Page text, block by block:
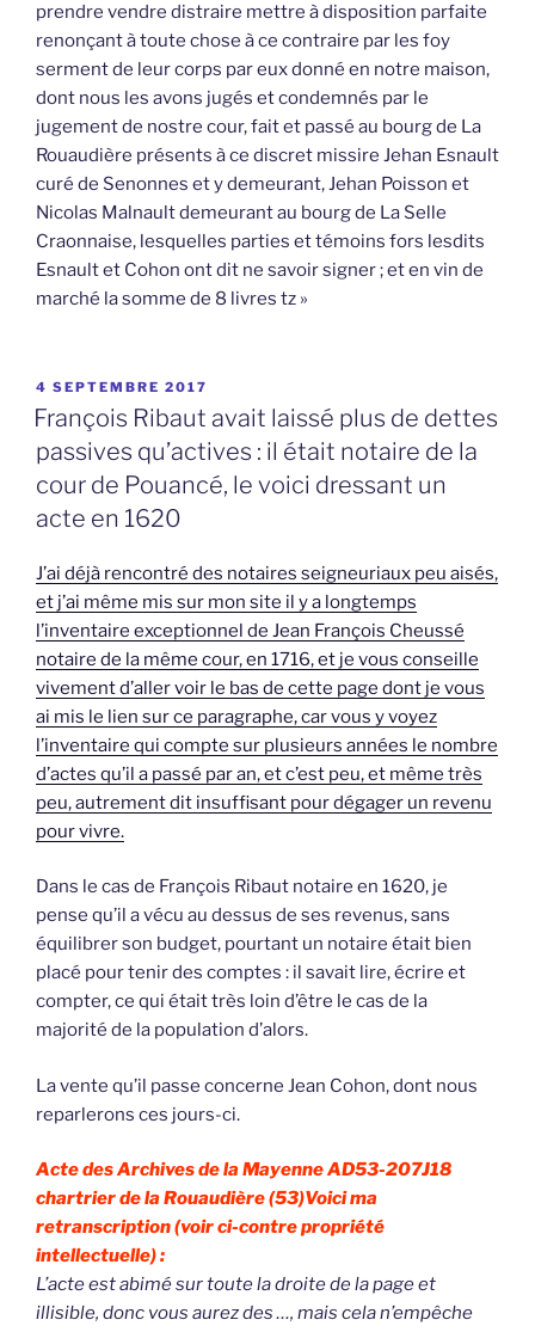
prendre vendre distraire mettre à disposition parfaite
renonçant à toute chose à ce contraire par les foy
serment de leur corps par eux donné en notre maison,
dont nous les avons jugés et condemnés par le
jugement de nostre cour, fait et passé au bourg de La
Rouaudière présents à ce discret missire Jehan Esnault
curé de Senonnes et y demeurant, Jehan Poisson et
Nicolas Malnault demeurant au bourg de La Selle
Craonnaise, lesquelles parties et témoins fors lesdits
Esnault et Cohon ont dit ne savoir signer ; et en vin de
marché la somme de 8 livres tz »
PUBLIÉ
LE
4 SEPTEMBRE 2017
François Ribaut avait laissé plus de dettes
passives qu’actives : il était notaire de la
cour de Pouancé, le voici dressant un
acte en 1620
J’ai déjà rencontré des notaires seigneuriaux peu aisés,
et j’ai même mis sur mon site il y a longtemps
l’inventaire exceptionnel de Jean François Cheussé
notaire de la même cour, en 1716, et je vous conseille
vivement d’aller voir le bas de cette page dont je vous
ai mis le lien sur ce paragraphe, car vous y voyez
l’inventaire qui compte sur plusieurs années le nombre
d’actes qu’il a passé par an, et c’est peu, et même très
peu, autrement dit insuffisant pour dégager un revenu
pour vivre.
Dans le cas de François Ribaut notaire en 1620, je
pense qu’il a vécu au dessus de ses revenus, sans
équilibrer son budget, pourtant un notaire était bien
placé pour tenir des comptes : il savait lire, écrire et
compter, ce qui était très loin d’être le cas de la
majorité de la population d’alors.
La vente qu’il passe concerne Jean Cohon, dont nous
reparlerons ces jours-ci.
Acte des Archives de la Mayenne AD53-207J18
chartrier de la Rouaudière (53)Voici ma
retranscription (voir ci-contre propriété
intellectuelle) :
L’acte est abimé sur toute la droite de la page et
illisible, donc vous aurez des …, mais cela n’empêche